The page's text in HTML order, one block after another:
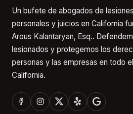
Un bufete de abogados de lesiones
personales y juicios en California
Arous Kalantaryan, Esq..
lesionados y protegemos los
personas y las empresas en todo
California.